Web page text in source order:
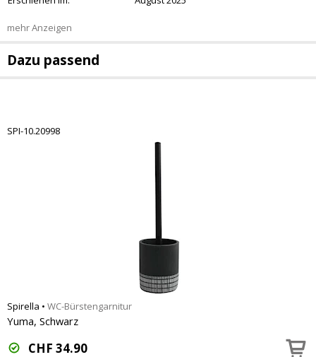
mehr Anzeigen
Dazu passend
SPI-10.20998
Spirella • WC-Bürstengarnitur
Yuma, Schwarz
CHF 34.90